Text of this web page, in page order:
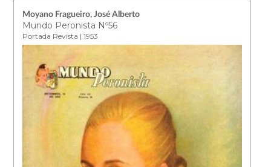
Moyano Fragueiro, José Alberto
Mundo Peronista Nº56
Portada Revista | 1953